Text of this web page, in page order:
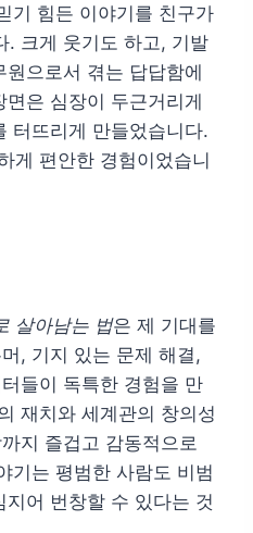
기 힘든 이야기를 친구가
. 크게 웃기도 하고, 기발
으로서 겪는 답답함에
은 심장이 두근거리게
터뜨리게 만들었습니다.
게 편안한 경험이었습니
살아남는 법은 제 기대를
, 기지 있는 문제 해결,
들이 독특한 경험을 만
재치와 세계관의 창의성
지 즐겁고 감동적으로
기는 평범한 사람도 비범
어 번창할 수 있다는 것